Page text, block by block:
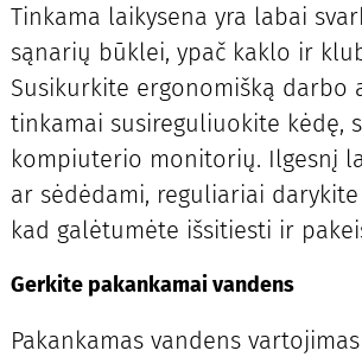
Tinkama laikysena yra labai
sąnarių būklei, ypač kaklo ir
Susikurkite ergonomišką darbo
tinkamai susireguliuokite kėdę,
kompiuterio monitorių. Ilgesnį
ar sėdėdami, reguliariai
kad galėtumėte išsitiesti ir
Gerkite pakankamai vandens
Pakankamas vandens